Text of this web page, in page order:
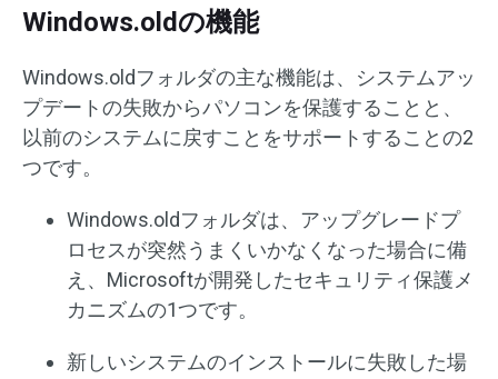
Windows.oldの機能
Windows.oldフォルダの主な機能は、システムアッ
プデートの失敗からパソコンを保護することと、
以前のシステムに戻すことをサポートすることの2
つです。
Windows.oldフォルダは、アップグレードプ
ロセスが突然うまくいかなくなった場合に備
え、Microsoftが開発したセキュリティ保護メ
カニズムの1つです。
新しいシステムのインストールに失敗した場